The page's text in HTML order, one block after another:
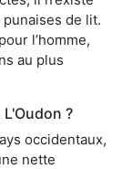
de lit.
l’homme,
au plus
?
occidentaux,
nette